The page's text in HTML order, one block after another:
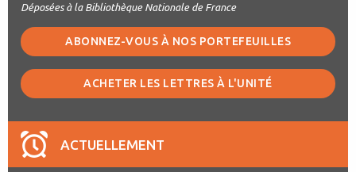
Déposées à la Bibliothèque Nationale de France
ABONNEZ-VOUS À NOS PORTEFEUILLES
ACHETER LES LETTRES À L'UNITÉ
ACTUELLEMENT